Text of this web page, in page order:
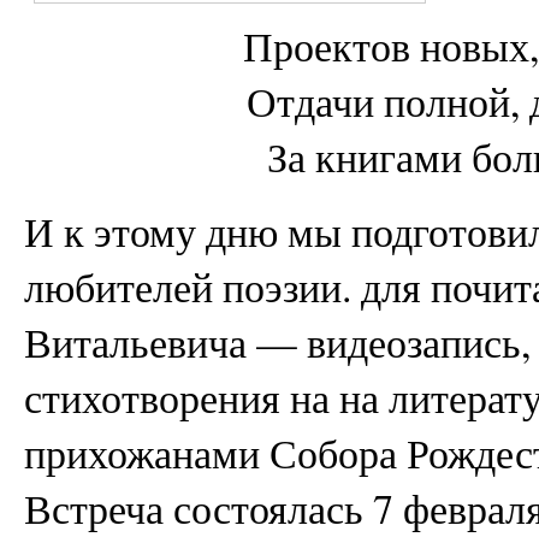
Проектов
Отдачи полной,
За книгами
И к этому дню мы
любителей поэзии. для
Витальевича — видеозапись,
стихотворения на на
прихожанами Собора
Встреча состоялась 7